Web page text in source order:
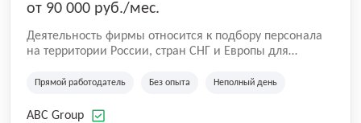
от 90 000 руб./мес.
Деятельность фирмы относится к подбору персонала
на территории России, стран СНГ и Европы для
культуре и развлечениям, информационным
Прямой работодатель Без опыта Неполный день
ABC Group